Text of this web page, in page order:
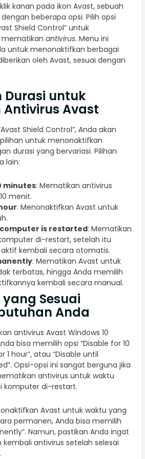
kanan pada ikon Avast, sebuah
beberapa opsi. Pilih opsi
Shield Control” untuk
mematikan antivirus. Menu ini
untuk menonaktifkan berbagai
oleh Avast, sesuai dengan
Durasi untuk
Avast
Shield Control”, Anda akan
untuk menonaktifkan
durasi yang bervariasi. Pilihan
lain:
minutes: Mematikan antivirus
menit.
: Menonaktifkan Avast untuk
is restarted: Mematikan
di-restart, setelah itu
kembali secara otomatis.
: Mematikan Avast untuk
terbatas, hingga Anda memilih
kembali secara manual.
yang Sesuai
Anda
antivirus Avast Windows 10
bisa memilih opsi “Disable for 10
1 hour”, atau “Disable until
Opsi-opsi ini sangat berguna jika
antivirus untuk waktu
komputer di-restart.
Avast untuk waktu yang
permanen, Anda bisa memilih
Namun, pastikan Anda ingat
antivirus setelah selesai